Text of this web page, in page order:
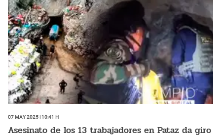
07 May 2025 | 10:41 h
Asesinato de los 13 trabajadores en Pataz da giro